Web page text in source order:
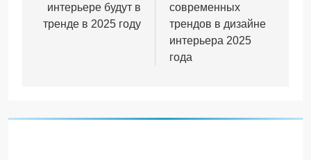
записям
интерьере будут в
тренде в 2025 году
современных
трендов в дизайне
интерьера 2025
года